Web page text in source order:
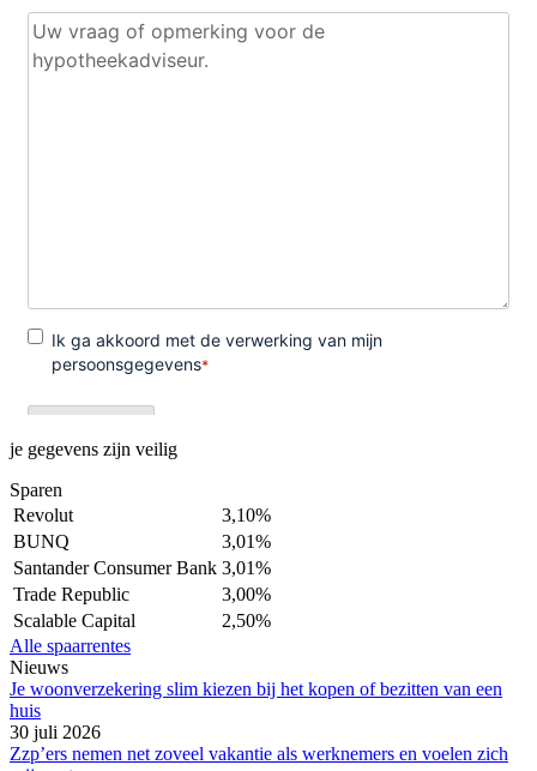
je gegevens zijn veilig
Sparen
Revolut
3,10%
BUNQ
3,01%
Santander Consumer Bank 3,01%
Trade Republic
3,00%
Scalable Capital
2,50%
Alle spaarrentes
Nieuws
Je woonverzekering slim kiezen bij het kopen of bezitten van een
huis
30 juli 2026
Zzp’ers nemen net zoveel vakantie als werknemers en voelen zich